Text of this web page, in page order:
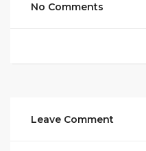
No Comments
Leave Comment